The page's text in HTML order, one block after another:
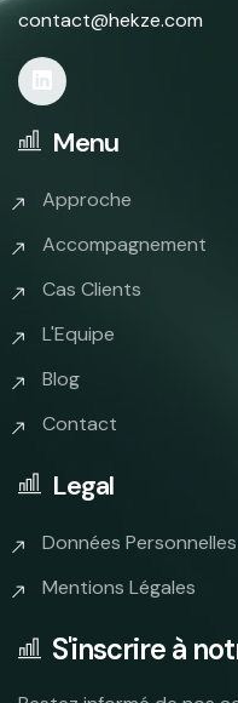
contact@hekze.com
Menu
Approche
Accompagnement
Cas Clients
L'Equipe
Blog
Contact
Legal
Données Personnelles
Mentions Légales
S'inscrire à